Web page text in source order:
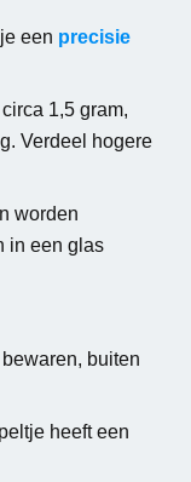
een precisie
1,5 gram,
Verdeel hogere
worden
in een glas
buiten
heeft een